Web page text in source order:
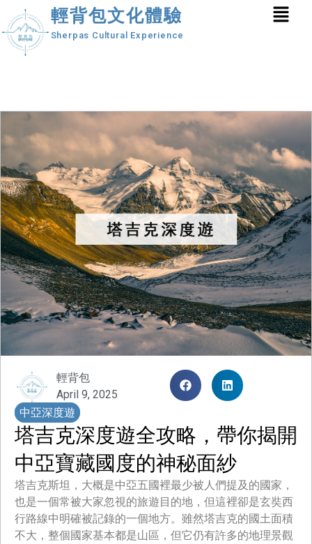
輕背包文化體驗
Sherpas Cultural Experience
輕背包
April 9, 2025
中亞深度遊
塔吉克深度遊全攻略，帶你揭開
中亞寶藏國度的神秘面紗
塔吉克斯坦，大概是中亞五國裡最少被人們提及的國家，
也是一個常被大家忽視的旅遊目的地，但這裡卻是玄奘西
行路線中明確被記錄的一個地方。雖然塔吉克的國土面積
不大，整個國家基本都是山區，但它仍有許多的地理景觀